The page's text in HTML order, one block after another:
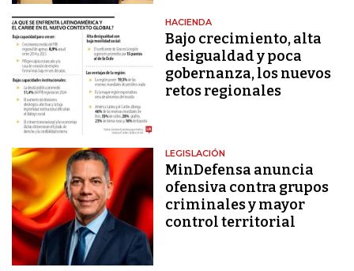
HACIENDA
Bajo crecimiento, alta
desigualdad y poca
gobernanza, los nuevos
retos regionales
LEGISLACIÓN
MinDefensa anuncia
ofensiva contra grupos
criminales y mayor
control territorial